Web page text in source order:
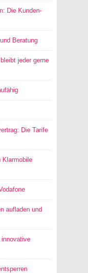
Die Kunden-
Beratung
jeder gerne
Die Tarife
Klarmobile
aufladen und
innovative